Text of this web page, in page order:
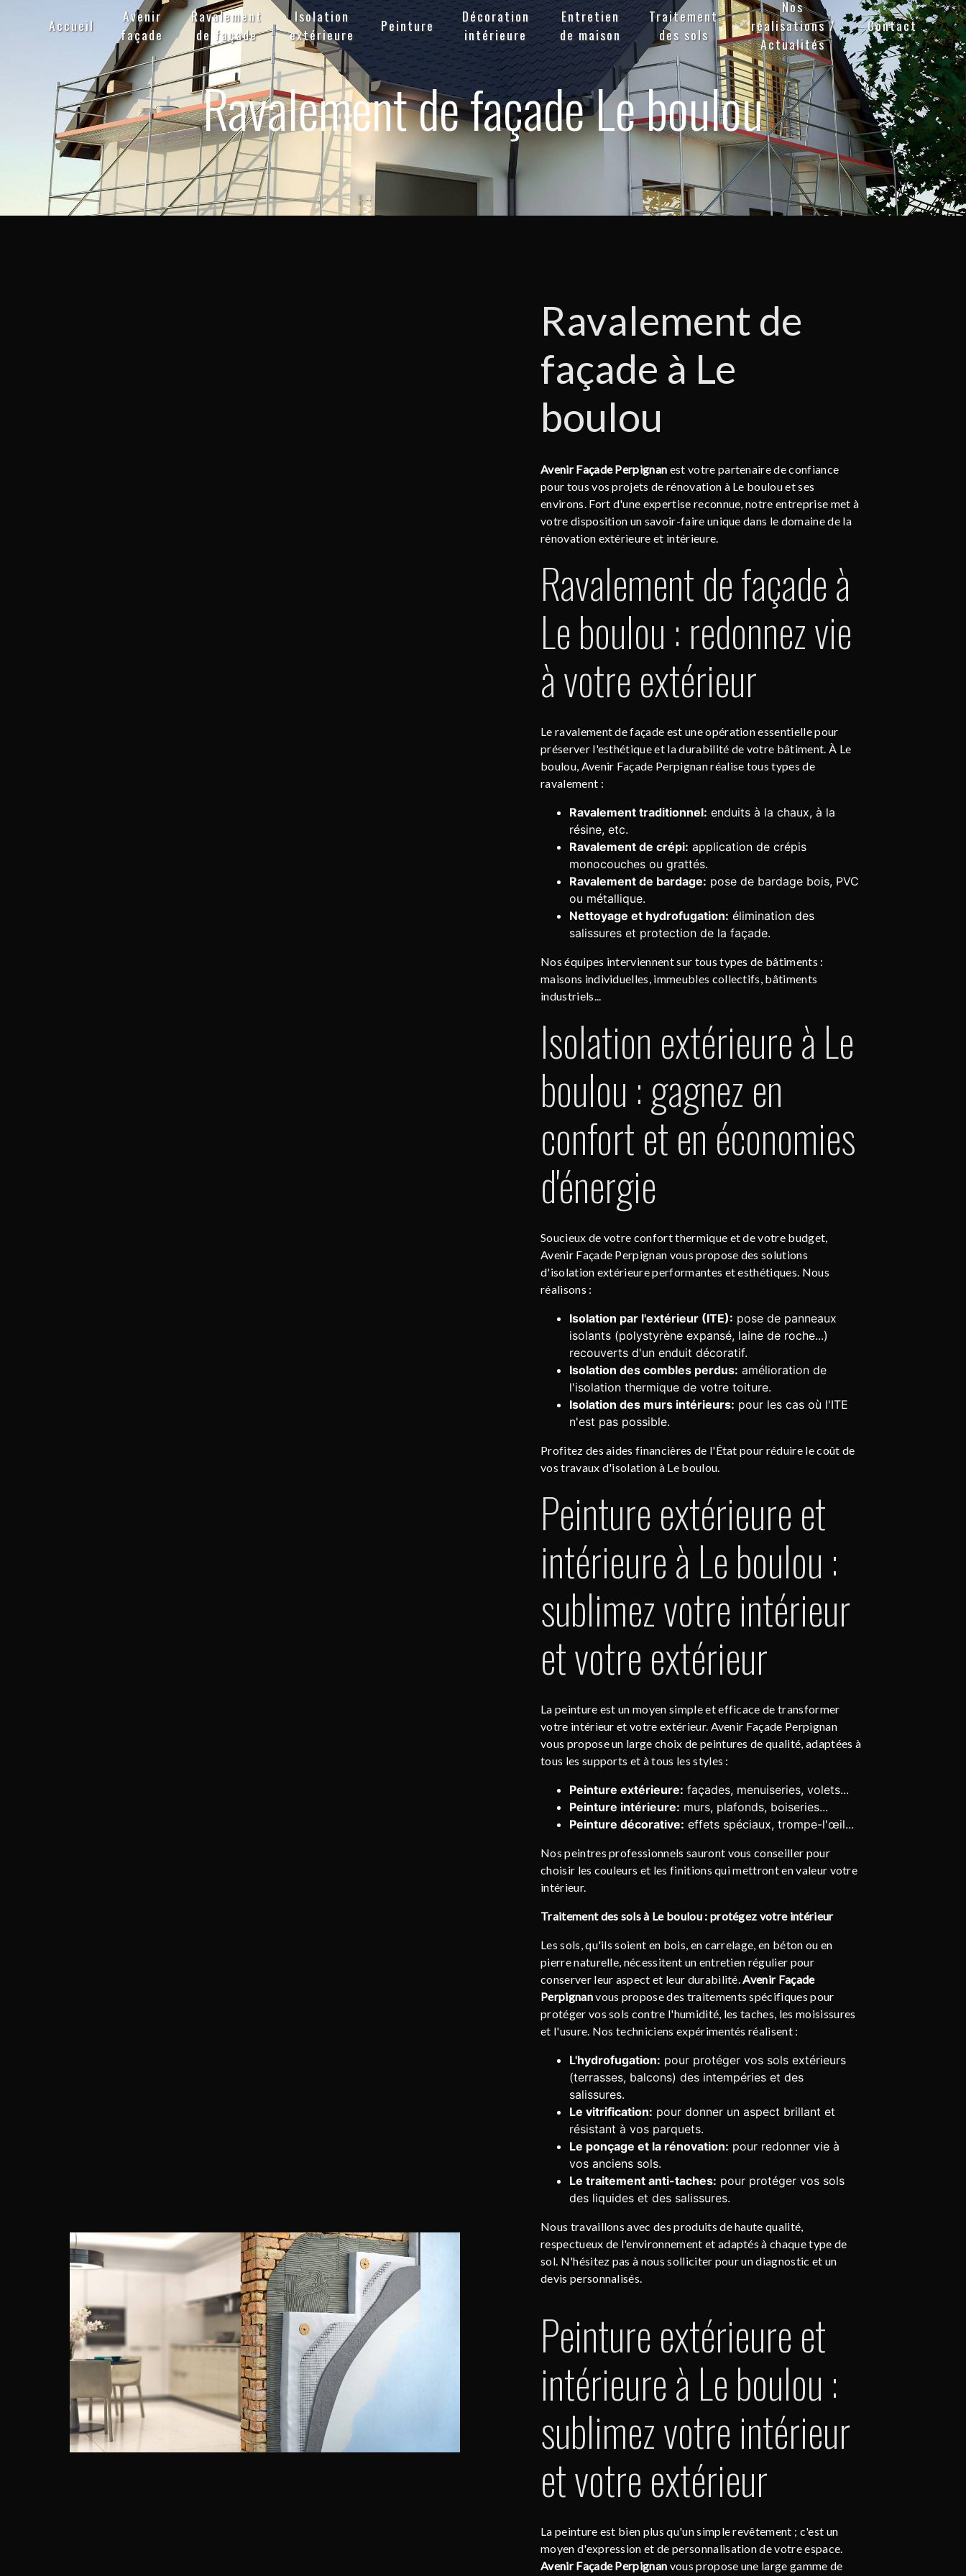
Panneau de gestion des cookies
Accueil
Avenir
façade
Ravalement
de façade
Isolation
extérieure
Peinture
Décoration
intérieure
Entretien
de maison
Traitement
des sols
Nos
réalisations /
Actualités
Contact
Ravalement de façade Le boulou
Ravalement de
façade à Le
boulou
Avenir Façade Perpignan est votre partenaire de confiance
pour tous vos projets de rénovation à Le boulou et ses
environs. Fort d'une expertise reconnue, notre entreprise met à
votre disposition un savoir-faire unique dans le domaine de la
rénovation extérieure et intérieure.
Ravalement de façade à
Le boulou : redonnez vie
à votre extérieur
Le ravalement de façade est une opération essentielle pour
préserver l'esthétique et la durabilité de votre bâtiment. À Le
boulou, Avenir Façade Perpignan réalise tous types de
ravalement :
Ravalement traditionnel: enduits à la chaux, à la
résine, etc.
Ravalement de crépi: application de crépis
monocouches ou grattés.
Ravalement de bardage: pose de bardage bois, PVC
ou métallique.
Nettoyage et hydrofugation: élimination des
salissures et protection de la façade.
Nos équipes interviennent sur tous types de bâtiments :
maisons individuelles, immeubles collectifs, bâtiments
industriels...
Isolation extérieure à Le
boulou : gagnez en
confort et en économies
d'énergie
Soucieux de votre confort thermique et de votre budget,
Avenir Façade Perpignan vous propose des solutions
d'isolation extérieure performantes et esthétiques. Nous
réalisons :
Isolation par l'extérieur (ITE): pose de panneaux
isolants (polystyrène expansé, laine de roche...)
recouverts d'un enduit décoratif.
Isolation des combles perdus: amélioration de
l'isolation thermique de votre toiture.
Isolation des murs intérieurs: pour les cas où l'ITE
n'est pas possible.
Profitez des aides financières de l'État pour réduire le coût de
vos travaux d'isolation à Le boulou.
Peinture extérieure et
intérieure à Le boulou :
sublimez votre intérieur
et votre extérieur
La peinture est un moyen simple et efficace de transformer
votre intérieur et votre extérieur. Avenir Façade Perpignan
vous propose un large choix de peintures de qualité, adaptées à
tous les supports et à tous les styles :
Peinture extérieure: façades, menuiseries, volets...
Peinture intérieure: murs, plafonds, boiseries...
Peinture décorative: effets spéciaux, trompe-l'œil...
Nos peintres professionnels sauront vous conseiller pour
choisir les couleurs et les finitions qui mettront en valeur votre
intérieur.
Traitement des sols à Le boulou : protégez votre intérieur
Les sols, qu'ils soient en bois, en carrelage, en béton ou en
pierre naturelle, nécessitent un entretien régulier pour
conserver leur aspect et leur durabilité.Avenir Façade
Perpignanvous propose des traitements spécifiques pour
protéger vos sols contre l'humidité, les taches, les moisissures
et l'usure. Nos techniciens expérimentés réalisent :
L'hydrofugation: pour protéger vos sols extérieurs
(terrasses, balcons) des intempéries et des
salissures.
Le vitrification: pour donner un aspect brillant et
résistant à vos parquets.
Le ponçage et la rénovation: pour redonner vie à
vos anciens sols.
Le traitement anti-taches: pour protéger vos sols
des liquides et des salissures.
Nous travaillons avec des produits de haute qualité,
respectueux de l'environnement et adaptés à chaque type de
sol. N'hésitez pas à nous solliciter pour un diagnostic et un
devis personnalisés.
Peinture extérieure et
intérieure à Le boulou :
sublimez votre intérieur
et votre extérieur
La peinture est bien plus qu'un simple revêtement ; c'est un
moyen d'expression et de personnalisation de votre espace.
Avenir Façade Perpignan vous propose une large gamme de